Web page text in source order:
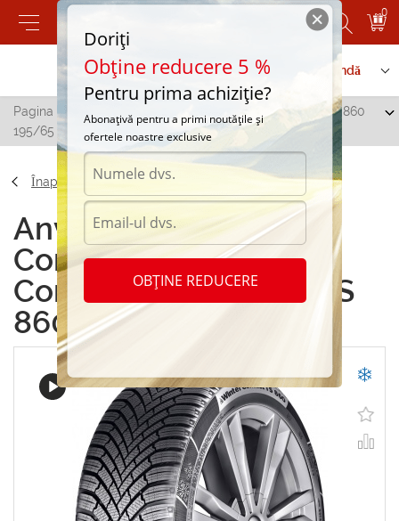
0
Contactați-ne Serviciu de comandă
Pagina principală
Continental ContiWinterContact TS 860
195/65 R15 95T
Înapoi
Anvelope de iarna
Continental
ContiWinterContact TS
860 195/65 R15 95T
Doriți
Obține reducere 5 %
Pentru prima achiziție?
Abonațivă pentru a primi noutățile și
ofertele noastre exclusive
OBȚINE REDUCERE